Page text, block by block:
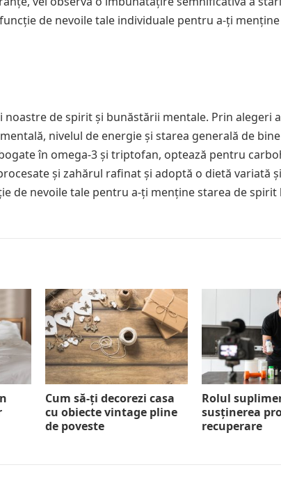
de nevoile tale individuale pentru a-ți
de spirit și bunăstării mentale. Prin alegeri
nivelul de energie și starea generală de
în omega-3 și triptofan, optează pentru
și zahărul rafinat și adoptă o dietă variată
de nevoile tale pentru a-ți menține starea de spirit
Cum să-ți decorezi casa
cu obiecte vintage pline
de poveste
Rolul
susținerea
recuperare